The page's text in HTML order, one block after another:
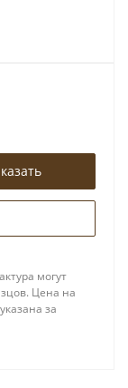
могут
Цена на
за